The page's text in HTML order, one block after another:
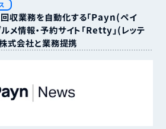
収業務を自動化する「Payn（ペイ
ルメ情報・予約サイト「Retty」（レッテ
式会社と業務提携